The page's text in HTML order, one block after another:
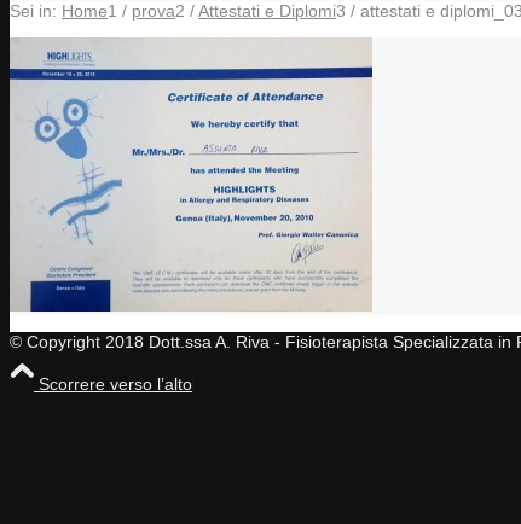
Sei in: Home1 / prova2 /Attestati e Diplomi3 / attestati e
© Copyright 2018 Dott.ssa A. Riva - Fisioterapista Specializzata
Scorrere verso l’alto